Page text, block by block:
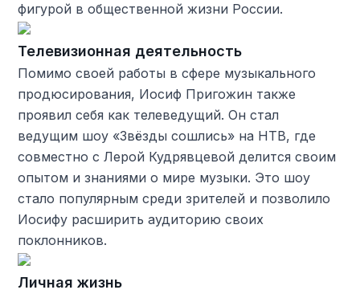
фигурой в общественной жизни России.
Телевизионная деятельность
Помимо своей работы в сфере музыкального
продюсирования, Иосиф Пригожин также
проявил себя как телеведущий. Он стал
ведущим шоу «Звёзды сошлись» на НТВ, где
совместно с Лерой Кудрявцевой делится своим
опытом и знаниями о мире музыки. Это шоу
стало популярным среди зрителей и позволило
Иосифу расширить аудиторию своих
поклонников.
Личная жизнь